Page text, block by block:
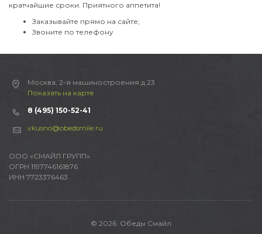
кратчайшие сроки. Приятного аппетита!
Заказывайте прямо на сайте;
Звоните по телефону
Москва, 2-я машиностроения д 23
Показать на карте
8 (495) 150-52-41
vkusno@obedsmile.ru
ООО «СМАЙЛ ГРУПП»
ОГРН 1197746161876
ИНН 7723376463
© 2026. Обеды Смайл